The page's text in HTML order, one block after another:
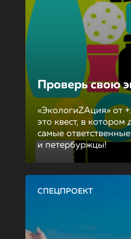
Проверь свою
«ЭкологиZAция» от
это квест, в
самые
и петербуржцы!
СПЕЦПРОЕКТ